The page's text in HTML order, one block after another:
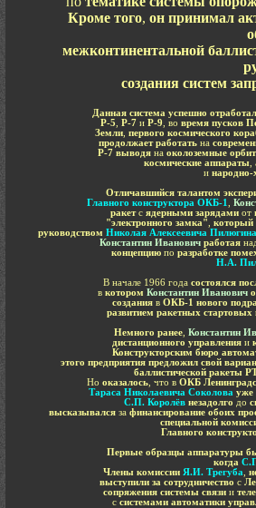
Кроме того, он принимал
межконтинентальной
создания систем
Данная система успешно
Р-5
Р-7 и Р-9 , во время пусков
Земли первого космического
продолжает работать на
Р-7 выводя на околоземные
космические аппараты,
и народно-
Отличавшийся талантом
Главного конструктора ОКБ-1
ракетс ядерными зарядами от
"электронного замка"
который
руководством Николая Алексеевича Пилюгина
Константин Ивановичработая
концепцию по разработке
Н.А.
В начале 1966 года состоялся
в котором Константин Иванович
создания в ОКБ-1 нового
развитием ракетных стартовых
Немного ранее Константин
дистанционного управления и
Конструкторским бюро
этого предприятия предложил свой
баллистической ракеты
Но оказалось, что в ОКБ
Тараса Николаевича Соколова уже
С.П. Королёв незадолго до
высказывался за финансирование обоих
специальной
Главного
Первые образцы аппаратуры
когда
Члены комиссии Я.И. Трегуба
выступили за сотрудничество с
сопряжения системы связи и
с системами автоматики